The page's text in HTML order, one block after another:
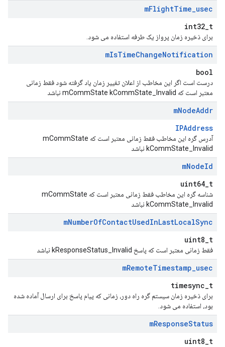
mFlightTime_usec
int32_t
برای ذخیره زمان پرواز یک طرفه استفاده می شود.
mIsTimeChangeNotification
bool
درست است اگر این مخاطب از اعلان تغییر زمان یاد گرفته شود فقط زمانی
معتبر است که mCommState kCommState_Invalid نباشد
mNodeAddr
IPAddress
آدرس گره این مخاطب فقط زمانی معتبر است که mCommState
kCommState_Invalid نباشد
mNodeId
uint64_t
شناسه گره این مخاطب فقط زمانی معتبر است که mCommState
kCommState_Invalid نباشد
mNumberOfContactUsedInLastLocalSync
uint8_t
فقط زمانی معتبر است که پاسخ kResponseStatus_Invalid نباشد
mRemoteTimestamp_usec
timesync_t
برای ذخیره زمان سیستم گره راه دور، زمانی که پیام پاسخ برای ارسال آماده شده
بود، استفاده می شود.
mResponseStatus
uint8_t